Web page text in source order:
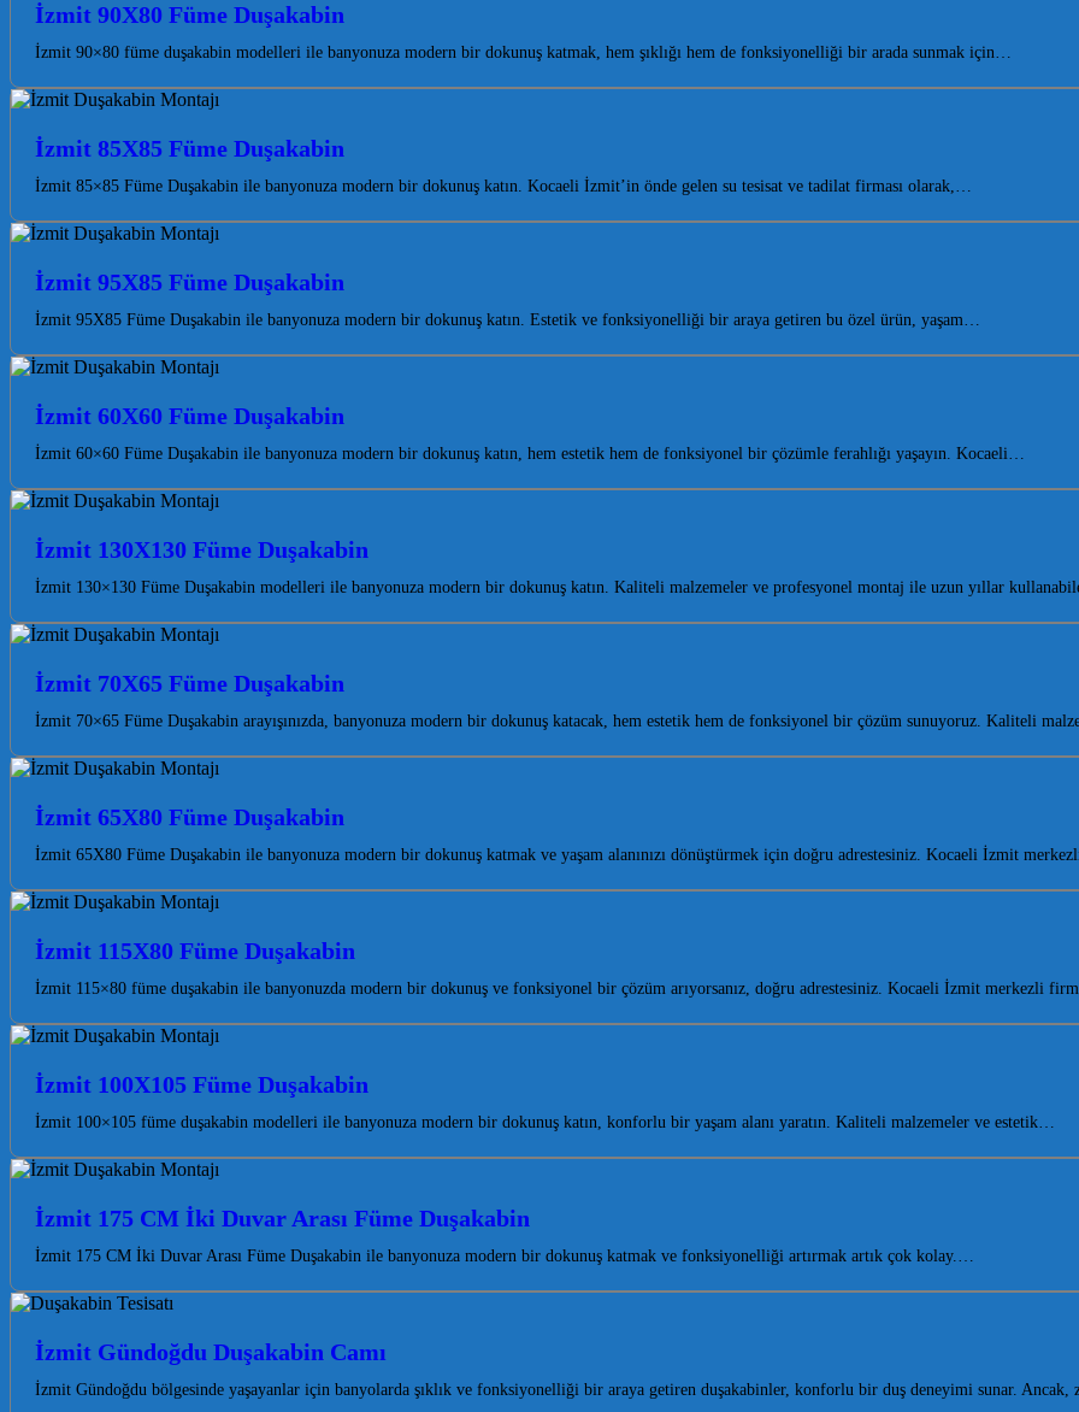
İzmit 90X80 Füme Duşakabin
İzmit 90×80 füme duşakabin modelleri ile banyonuza modern bir dokunuş katmak, hem şıklığı hem de fonksiyonelliği bir arada sunmak için…
İzmit 85X85 Füme Duşakabin
İzmit 85×85 Füme Duşakabin ile banyonuza modern bir dokunuş katın. Kocaeli İzmit’in önde gelen su tesisat ve tadilat firması olarak,…
İzmit 95X85 Füme Duşakabin
İzmit 95X85 Füme Duşakabin ile banyonuza modern bir dokunuş katın. Estetik ve fonksiyonelliği bir araya getiren bu özel ürün, yaşam…
İzmit 60X60 Füme Duşakabin
İzmit 60×60 Füme Duşakabin ile banyonuza modern bir dokunuş katın, hem estetik hem de fonksiyonel bir çözümle ferahlığı yaşayın. Kocaeli…
İzmit 130X130 Füme Duşakabin
İzmit 130×130 Füme Duşakabin modelleri ile banyonuza modern bir dokunuş katın. Kaliteli malzemeler ve profesyonel montaj ile uzun yıllar
İzmit 70X65 Füme Duşakabin
İzmit 70×65 Füme Duşakabin arayışınızda, banyonuza modern bir dokunuş katacak, hem estetik hem de fonksiyonel bir çözüm sunuyoruz. Kaliteli
İzmit 65X80 Füme Duşakabin
İzmit 65X80 Füme Duşakabin ile banyonuza modern bir dokunuş katmak ve yaşam alanınızı dönüştürmek için doğru adrestesiniz. Kocaeli İzmit
İzmit 115X80 Füme Duşakabin
İzmit 115×80 füme duşakabin ile banyonuzda modern bir dokunuş ve fonksiyonel bir çözüm arıyorsanız, doğru adrestesiniz. Kocaeli İzmit merkezli
İzmit 100X105 Füme Duşakabin
İzmit 100×105 füme duşakabin modelleri ile banyonuza modern bir dokunuş katın, konforlu bir yaşam alanı yaratın. Kaliteli malzemeler ve estetik…
İzmit 175 CM İki Duvar Arası Füme Duşakabin
İzmit 175 CM İki Duvar Arası Füme Duşakabin ile banyonuza modern bir dokunuş katmak ve fonksiyonelliği artırmak artık çok kolay.…
İzmit Gündoğdu Duşakabin Camı
İzmit Gündoğdu bölgesinde yaşayanlar için banyolarda şıklık ve fonksiyonelliği bir araya getiren duşakabinler, konforlu bir duş deneyimi sunar. Ancak,